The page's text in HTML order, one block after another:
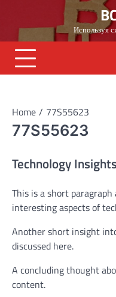
content
Используя
Home 77S55623
77S55623
Technology Insights
This is a short
interesting aspects of
Another short insight
discussed here.
A concluding thought
content.